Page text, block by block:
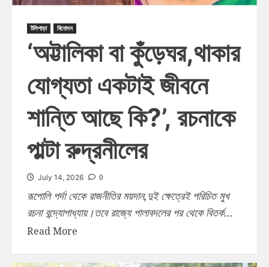
টলিপাড়া বিনোদন
‘অট্টালিকা বা কুঁড়েঘর,থাকার
যোগ্যতা একটাই জীবনে
শান্তি আছে কি?’, রচনাকে
পাল্টা রুদ্রনীলের
July 14, 2026 0
রূপোলি পর্দা থেকে রাজনীতির ময়দান,দুই ক্ষেত্রেই পরিচিত মুখ
রচনা বন্দ্যোপাধ্যায়।তবে রাজ্যে পালাবদলের পর থেকে বিতর্ক...
Read More